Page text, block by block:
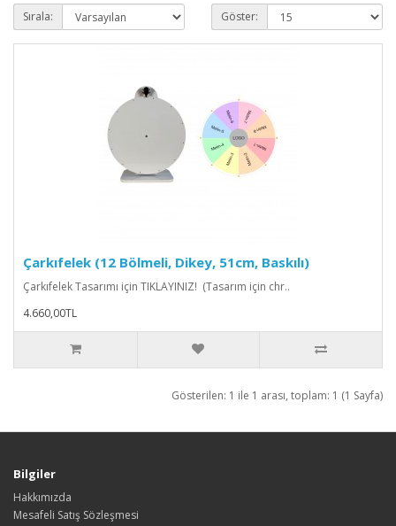
Sırala: Göster:
Çarkıfelek (12 Bölmeli, Dikey, 51cm, Baskılı)
Çarkıfelek Tasarımı için TIKLAYINIZ! (Tasarım için chr..
4.660,00TL
Gösterilen: 1 ile 1 arası, toplam: 1 (1 Sayfa)
Bilgiler
Hakkımızda
Mesafeli Satış Sözleşmesi